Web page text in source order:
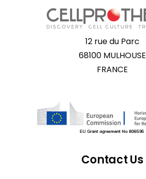
12 rue du Parc
68100 MULHOUSE
FRANCE
Contact Us